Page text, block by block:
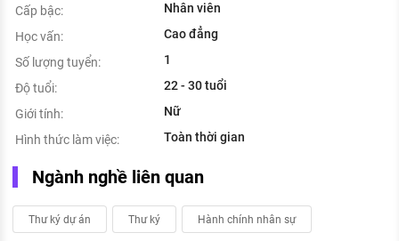
Cấp bậc:
Nhân viên
Học vấn:
Cao đẳng
Số lượng tuyển:
1
Độ tuổi:
22 - 30 tuổi
Giới tính:
Nữ
Hình thức làm việc:
Toàn thời gian
Ngành nghề liên quan
Thư ký dự án Thư ký Hành chính nhân sự